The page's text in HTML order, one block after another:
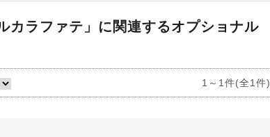
カラファテ」に関連するオプショナル
1～1件(全1件)